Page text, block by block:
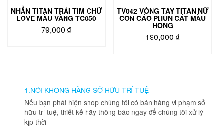
sản
phẩm
NHẪN TITAN TRÁI TIM CHỮ
LOVE MÀU VÀNG TC050
79,000 ₫
TV042 VÒNG TAY TITAN NỮ
CON CÁO PHUN CÁT MÀU
HỒNG
190,000 ₫
1.NÓI KHÔNG HÀNG SỠ HỮU TRÍ TUỆ
Nếu bạn phát hiện shop chúng tôi có bán hàng vi phạm sở
hữu trí tuệ, thiết kế hãy thông báo ngay để chúng tôi xử lý
kịp thời